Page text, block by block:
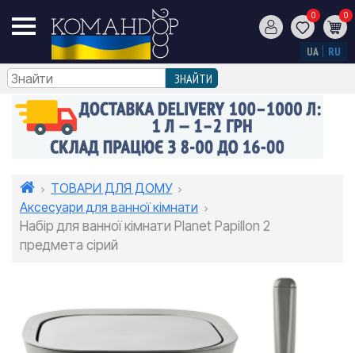
0 0
UA RU
ТОВАРИ ДЛЯ ДОМУ
Аксесуари для ванної кімнати
Набір для ванної кімнати Planet Papillon 2
предмета сірий